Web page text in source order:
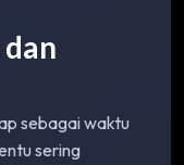
sebagai waktu
sering